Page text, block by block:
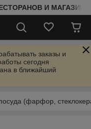
И
заказы и
сегодня
в ближайший
(фарфор,